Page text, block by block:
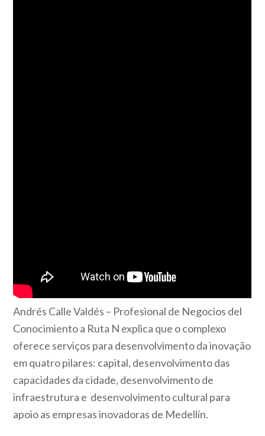
Andrés Calle Valdés – Profesional de Negocios del
Conocimiento a Ruta N explica que o complexo
oferece serviços para desenvolvimento da inovação
em quatro pilares: capital, desenvolvimento das
capacidades da cidade, desenvolvimento de
infraestrutura e desenvolvimento cultural para
apoio as empresas inovadoras de Medellín.